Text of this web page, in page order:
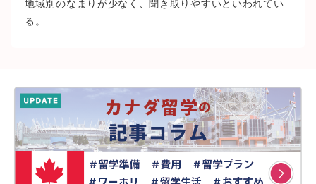
地域別のなまりが少なく、聞き取りやすいといわれてい
る。